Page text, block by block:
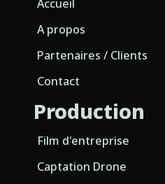
Accueil
A propos
Partenaires / Clients
Contact
Production
Film d'entreprise
Captation Drone